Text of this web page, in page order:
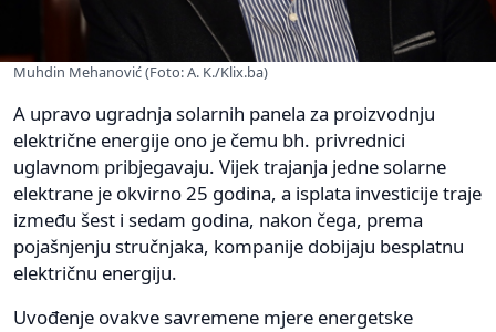
Muhdin Mehanović (Foto: A. K./Klix.ba)
A upravo ugradnja solarnih panela za proizvodnju
električne energije ono je čemu bh. privrednici
uglavnom pribjegavaju. Vijek trajanja jedne solarne
elektrane je okvirno 25 godina, a isplata investicije traje
između šest i sedam godina, nakon čega, prema
pojašnjenju stručnjaka, kompanije dobijaju besplatnu
električnu energiju.
Uvođenje ovakve savremene mjere energetske